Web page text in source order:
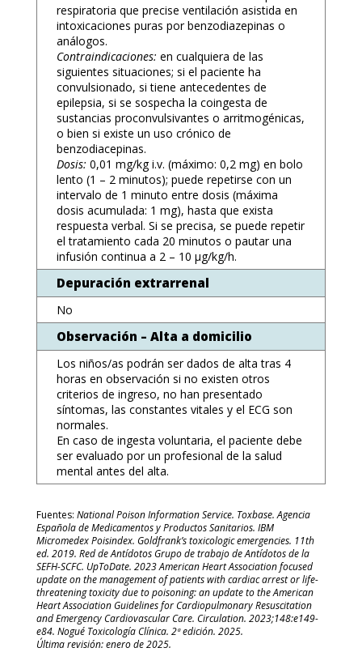
respiratoria que precise ventilación asistida en
intoxicaciones puras por benzodiazepinas o
análogos.
Contraindicaciones: en cualquiera de las
siguientes situaciones; si el paciente ha
convulsionado, si tiene antecedentes de
epilepsia, si se sospecha la coingesta de
sustancias proconvulsivantes o arritmogénicas,
o bien si existe un uso crónico de
benzodiacepinas.
Dosis: 0,01 mg/kg i.v. (máximo: 0,2 mg) en bolo
lento (1 – 2 minutos); puede repetirse con un
intervalo de 1 minuto entre dosis (máxima
dosis acumulada: 1 mg), hasta que exista
respuesta verbal. Si se precisa, se puede repetir
el tratamiento cada 20 minutos o pautar una
infusión continua a 2 – 10 μg/kg/h.
Depuración extrarrenal
No
Observación – Alta a domicilio
Los niños/as podrán ser dados de alta tras 4
horas en observación si no existen otros
criterios de ingreso, no han presentado
síntomas, las constantes vitales y el ECG son
normales.
En caso de ingesta voluntaria, el paciente debe
ser evaluado por un profesional de la salud
mental antes del alta.
Fuentes: National Poison Information Service. Toxbase. Agencia
Española de Medicamentos y Productos Sanitarios. IBM
Micromedex Poisindex. Goldfrank’s toxicologic emergencies. 11th
ed. 2019. Red de Antídotos Grupo de trabajo de Antídotos de la
SEFH-SCFC. UpToDate. 2023 American Heart Association focused
update on the management of patients with cardiac arrest or life-
threatening toxicity due to poisoning: an update to the American
Heart Association Guidelines for Cardiopulmonary Resuscitation
and Emergency Cardiovascular Care. Circulation. 2023;148:e149-
e84. Nogué Toxicología Clínica. 2ª edición. 2025.
Última revisión: enero de 2025.